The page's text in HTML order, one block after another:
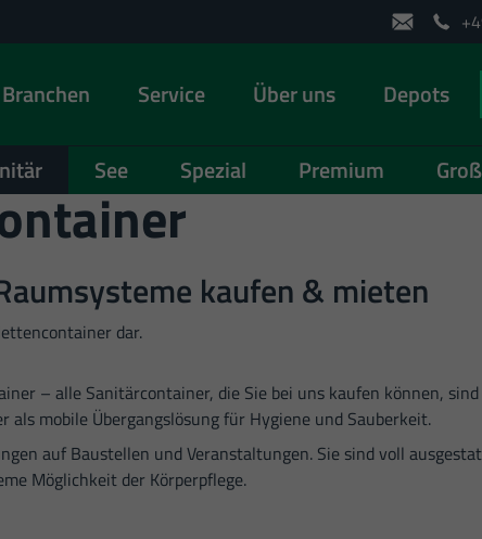
Branchen Service Über uns Depots
See Spezial Premium
kaufen & mieten
dar.
– alle Sanitärcontainer, die Sie bei uns kaufen können,
mobile Übergangslösung für Hygiene und Sauberkeit.
auf Baustellen und Veranstaltungen. Sie sind voll
Möglichkeit der Körperpflege.